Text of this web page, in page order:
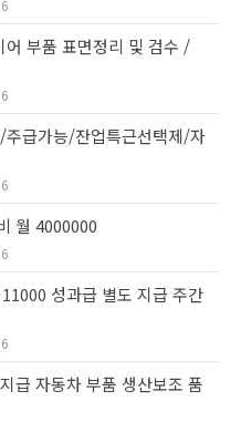
부품 표면정리 및 검수 /
급가능/잔업특근선택제/자
월 4000000
성과급 별도 지급 주간
급 자동차 부품 생산보조 품